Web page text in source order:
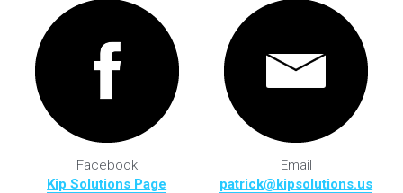
Facebook
Kip Solutions Page
Email
patrick@kipsolutions.us